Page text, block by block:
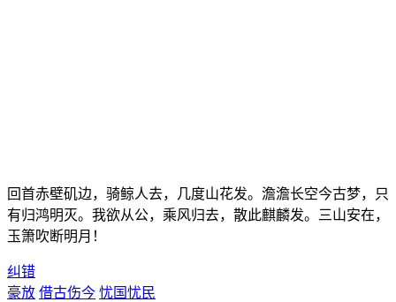
回首赤壁矶边，骑鲸人去，几度山花发。澹澹长空今古梦，只
有归鸿明灭。我欲从公，乘风归去，散此麒麟发。三山安在，
玉箫吹断明月！
纠错
豪放 借古伤今 忧国忧民